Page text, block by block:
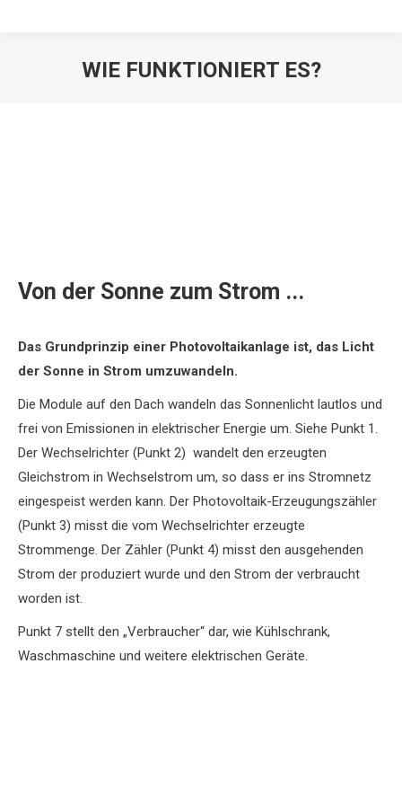
WIE FUNKTIONIERT ES?
Von der Sonne zum Strom ...
Das Grundprinzip einer Photovoltaikanlage ist, das Licht
der Sonne in Strom umzuwandeln.
Die Module auf den Dach wandeln das Sonnenlicht lautlos und
frei von Emissionen in elektrischer Energie um. Siehe Punkt 1.
Der Wechselrichter (Punkt 2) wandelt den erzeugten
Gleichstrom in Wechselstrom um, so dass er ins Stromnetz
eingespeist werden kann. Der Photovoltaik-Erzeugungszähler
(Punkt 3) misst die vom Wechselrichter erzeugte
Strommenge. Der Zähler (Punkt 4) misst den ausgehenden
Strom der produziert wurde und den Strom der verbraucht
worden ist.
Punkt 7 stellt den „Verbraucher“ dar, wie Kühlschrank,
Waschmaschine und weitere elektrischen Geräte.